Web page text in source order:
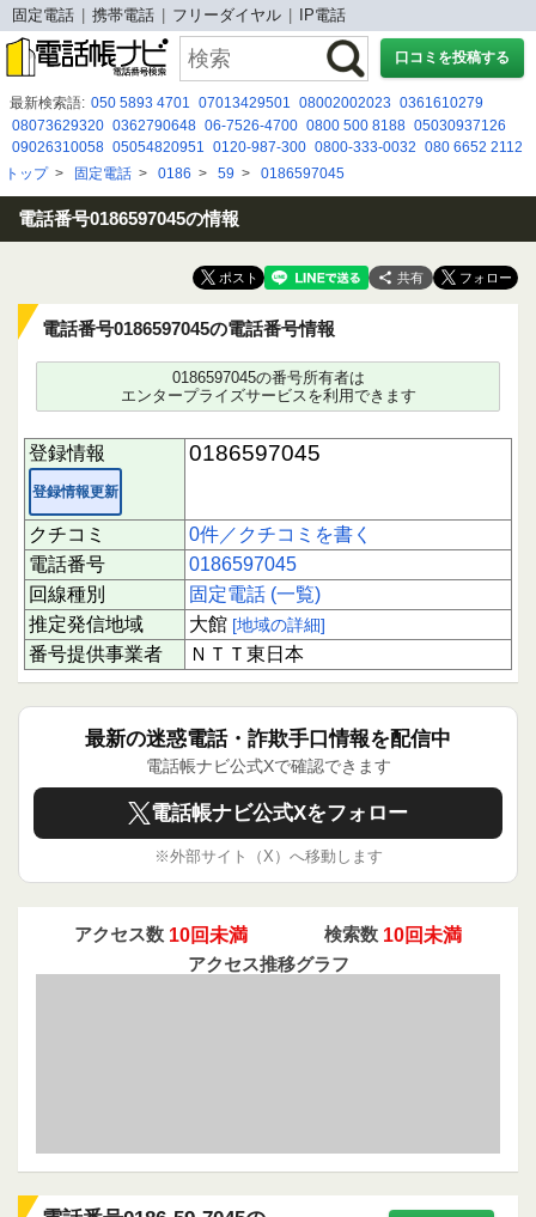
固定電話 携帯電話 フリーダイヤル IP電話
口コミを投稿する
最新検索語: 050 5893 4701 07013429501 08002002023 0361610279
08073629320 0362790648 06-7526-4700 0800 500 8188 05030937126
09026310058 05054820951 0120-987-300 0800-333-0032 080 6652 2112
090 8583 5158 0675264700 0120519030 0671673859
0487629222 0120967684 08048560163 05017835935 07055465399
09076985780
トップ> 固定電話 > 0186 > 59 > 0186597045
電話番号0186597045の情報
共有
電話番号0186597045の電話番号情報
0186597045の番号所有者は
エンタープライズサービスを利用できます
登録情報
登録情報更新
0186597045
クチコミ
0件／クチコミを書く
電話番号
0186597045
回線種別
固定電話 (一覧)
推定発信地域
大館 [地域の詳細]
番号提供事業者 ＮＴＴ東日本
最新の迷惑電話・詐欺手口情報を配信中
電話帳ナビ公式Xで確認できます
電話帳ナビ公式Xをフォロー
※外部サイト（X）へ移動します
アクセス数 10回未満 検索数 10回未満
アクセス推移グラフ